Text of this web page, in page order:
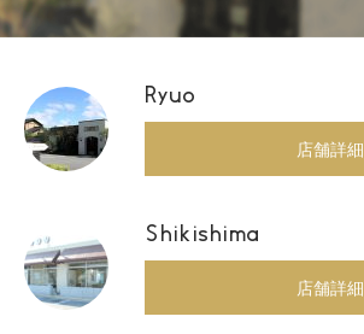
Ryuo
店舗詳細
Shikishima
店舗詳細